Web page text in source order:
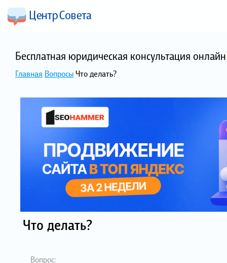
Бесплатная юридическая консультация
Главная ВопросыЧто делать?
Что делать?
Вопрос: